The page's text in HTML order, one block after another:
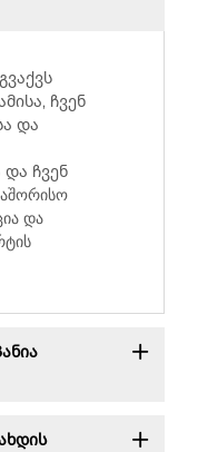
ჩვენ
და
ჩვენ
და